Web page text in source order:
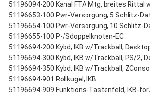
51196094-200 Kanal FTA Mtg, breites Rittal
51196653-100 Pwr-Versorgung, 5 Schlitz-
51196654-100 Pwr-Versorgung, 10 Schlitz-
51196655-100 P-/Sdoppelknoten-EC
51196694-200 Kybd, IKB w/Trackball,
51196694-300 Kybd, IKB w/Trackball, PS/2,
51196694-350 Kybd, IKB w/Trackball,
51196694-901 Rollkugel, IKB
51196694-909 Funktions-Tastenfeld, IKB-